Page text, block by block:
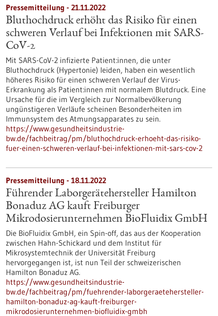
Pressemitteilung - 21.11.2022
Bluthochdruck erhöht das Risiko für einen
schweren Verlauf bei Infektionen mit SARS-
CoV-2
Mit SARS-CoV-2 infizierte Patient:innen, die unter
Bluthochdruck (Hypertonie) leiden, haben ein wesentlich
höheres Risiko für einen schweren Verlauf der Virus-
Erkrankung als Patient:innen mit normalem Blutdruck. Eine
Ursache für die im Vergleich zur Normalbevölkerung
ungünstigeren Verläufe scheinen Besonderheiten im
Immunsystem des Atmungsapparates zu sein.
https://www.gesundheitsindustrie-
bw.de/fachbeitrag/pm/bluthochdruck-erhoeht-das-risiko-
fuer-einen-schweren-verlauf-bei-infektionen-mit-sars-cov-2
Pressemitteilung - 18.11.2022
Führender Laborgerätehersteller Hamilton
Bonaduz AG kauft Freiburger
Mikrodosierunternehmen BioFluidix GmbH
Die BioFluidix GmbH, ein Spin-off, das aus der Kooperation
zwischen Hahn-Schickard und dem Institut für
Mikrosystemtechnik der Universität Freiburg
hervorgegangen ist, ist nun Teil der schweizerischen
Hamilton Bonaduz AG.
https://www.gesundheitsindustrie-
bw.de/fachbeitrag/pm/fuehrender-laborgeraetehersteller-
hamilton-bonaduz-ag-kauft-freiburger-
mikrodosierunternehmen-biofluidix-gmbh